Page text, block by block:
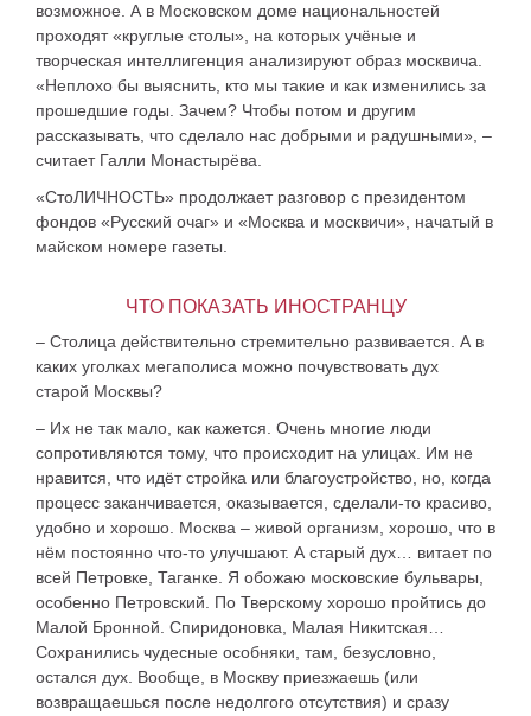
возможное. А в Московском доме национальностей
проходят «круглые столы», на которых учёные и
творческая интеллигенция анализируют образ москвича.
«Неплохо бы выяснить, кто мы такие и как изменились за
прошедшие годы. Зачем? Чтобы потом и другим
рассказывать, что сделало нас добрыми и радушными», –
считает Галли Монастырёва.
«СтоЛИЧНОСТЬ» продолжает разговор с президентом
фондов «Русский очаг» и «Москва и москвичи», начатый в
майском номере газеты.
ЧТО ПОКАЗАТЬ ИНОСТРАНЦУ
– Столица действительно стремительно развивается. А в
каких уголках мегаполиса можно почувствовать дух
старой Москвы?
– Их не так мало, как кажется. Очень многие люди
сопротивляются тому, что происходит на улицах. Им не
нравится, что идёт стройка или благоустройство, но, когда
процесс заканчивается, оказывается, сделали-то красиво,
удобно и хорошо. Москва – живой организм, хорошо, что в
нём постоянно что-то улучшают. А старый дух… витает по
всей Петровке, Таганке. Я обожаю московские бульвары,
особенно Петровский. По Тверскому хорошо пройтись до
Малой Бронной. Спиридоновка, Малая Никитская…
Сохранились чудесные особняки, там, безусловно,
остался дух. Вообще, в Москву приезжаешь (или
возвращаешься после недолгого отсутствия) и сразу